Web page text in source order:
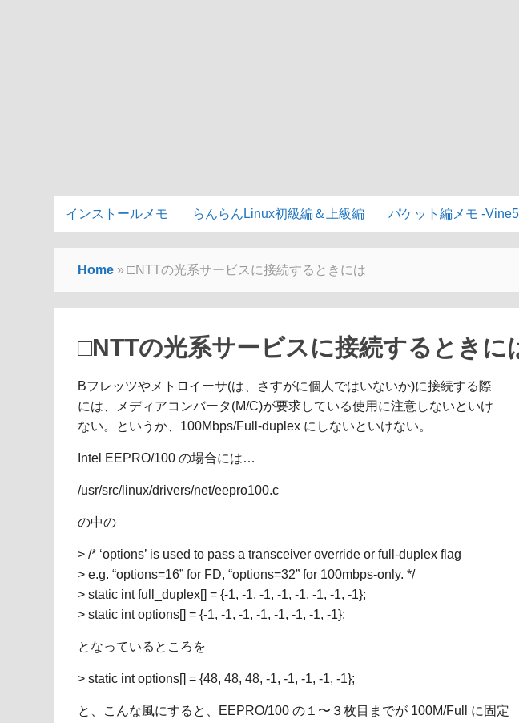
インストールメモ らんらんLinux初級編＆上級編 パケット編メモ -
Home »□NTTの光系サービスに接続するときには
□NTTの光系サービスに接続するときに
Bフレッツやメトロイーサ(は、さすがに個人ではいないか)に接続する際
には、メディアコンバータ(M/C)が要求している使用に注意しないといけ
ない。というか、100Mbps/Full-duplex にしないといけない。
Intel EEPRO/100 の場合には…
/usr/src/linux/drivers/net/eepro100.c
の中の
> /* ‘options’ is used to pass a transceiver override or full-duplex flag
> e.g. “options=16” for FD, “options=32” for 100mbps-only. */
> static int full_duplex[] = {-1, -1, -1, -1, -1, -1, -1, -1};
> static int options[] = {-1, -1, -1, -1, -1, -1, -1, -1};
となっているところを
> static int options[] = {48, 48, 48, -1, -1, -1, -1, -1};
と、こんな風にすると、EEPRO/100 の１〜３枚目までが 100M/Full に固定